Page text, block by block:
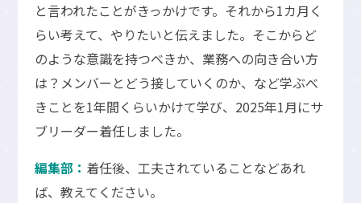
と言われたことがきっかけです。それから1カ月く
らい考えて、やりたいと伝えました。そこからど
のような意識を持つべきか、業務への向き合い方
は？メンバーとどう接していくのか、など学ぶべ
きことを1年間くらいかけて学び、2025年1月にサ
ブリーダー着任しました。
編集部： 着任後、工夫されていることなどあれ
ば、教えてください。